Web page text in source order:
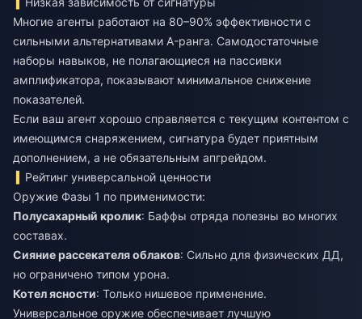
Многие агенты работают на 80–90% эффективности с
сильными альтернативами A-ранга. Самодостаточные
наборы навыков, не полагающиеся на пассивки
амплификатора, показывают минимальное снижение
показателей.
Если ваш агент хорошо справляется с текущим контентом с
имеющимся снаряжением, сигнатура будет приятным
дополнением, а не обязательным апгрейдом.
Рейтинг универсальной ценности
Оружие Фазы 1 по применимости:
Полусахарный кролик: Баффы отряда полезны во многих
составах.
Сияние рассекателя облаков: Сильно для физических ДД,
но ограничено типом урона.
Котел ясности: Только нишевое применение.
Универсальное оружие обеспечивает лучшую